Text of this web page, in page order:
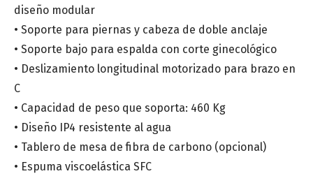
Provincia*
Especialidad médica*
Centro de salud o Institución médica
diseño modular
• Soporte para piernas y cabeza de doble anclaje
• Soporte bajo para espalda con corte ginecológico
• Deslizamiento longitudinal motorizado para brazo en
C
• Capacidad de peso que soporta: 460 Kg
• Diseño IP4 resistente al agua
• Tablero de mesa de fibra de carbono (opcional)
• Espuma viscoelástica SFC